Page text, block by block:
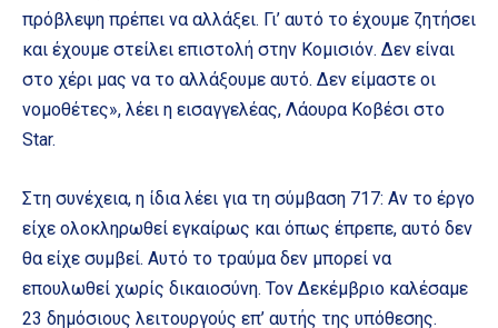
πρόβλεψη πρέπει να αλλάξει. Γι’ αυτό το έχουμε ζητήσει
και έχουμε στείλει επιστολή στην Κομισιόν. Δεν είναι
στο χέρι μας να το αλλάξουμε αυτό. Δεν είμαστε οι
νομοθέτες», λέει η εισαγγελέας, Λάουρα Κοβέσι στο
Star.
Στη συνέχεια, η ίδια λέει για τη σύμβαση 717: Αν το έργο
είχε ολοκληρωθεί εγκαίρως και όπως έπρεπε, αυτό δεν
θα είχε συμβεί. Αυτό το τραύμα δεν μπορεί να
επουλωθεί χωρίς δικαιοσύνη. Τον Δεκέμβριο καλέσαμε
23 δημόσιους λειτουργούς επ’ αυτής της υπόθεσης.